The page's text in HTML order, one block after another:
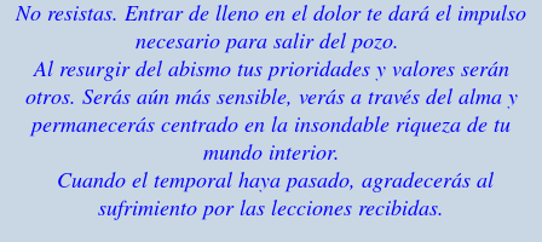
No resistas. Entrar de lleno en el dolor te dará el impulso
necesario para salir del pozo.
Al resurgir del abismo tus prioridades y valores serán
otros. Serás aún más sensible, verás a través del alma y
permanecerás centrado en la insondable riqueza de tu
mundo interior.
Cuando el temporal haya pasado, agradecerás al
sufrimiento por las lecciones recibidas.